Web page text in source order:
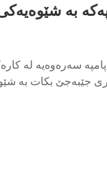
بە
سەرەوەیە لە
جێبەجێ بکات بە